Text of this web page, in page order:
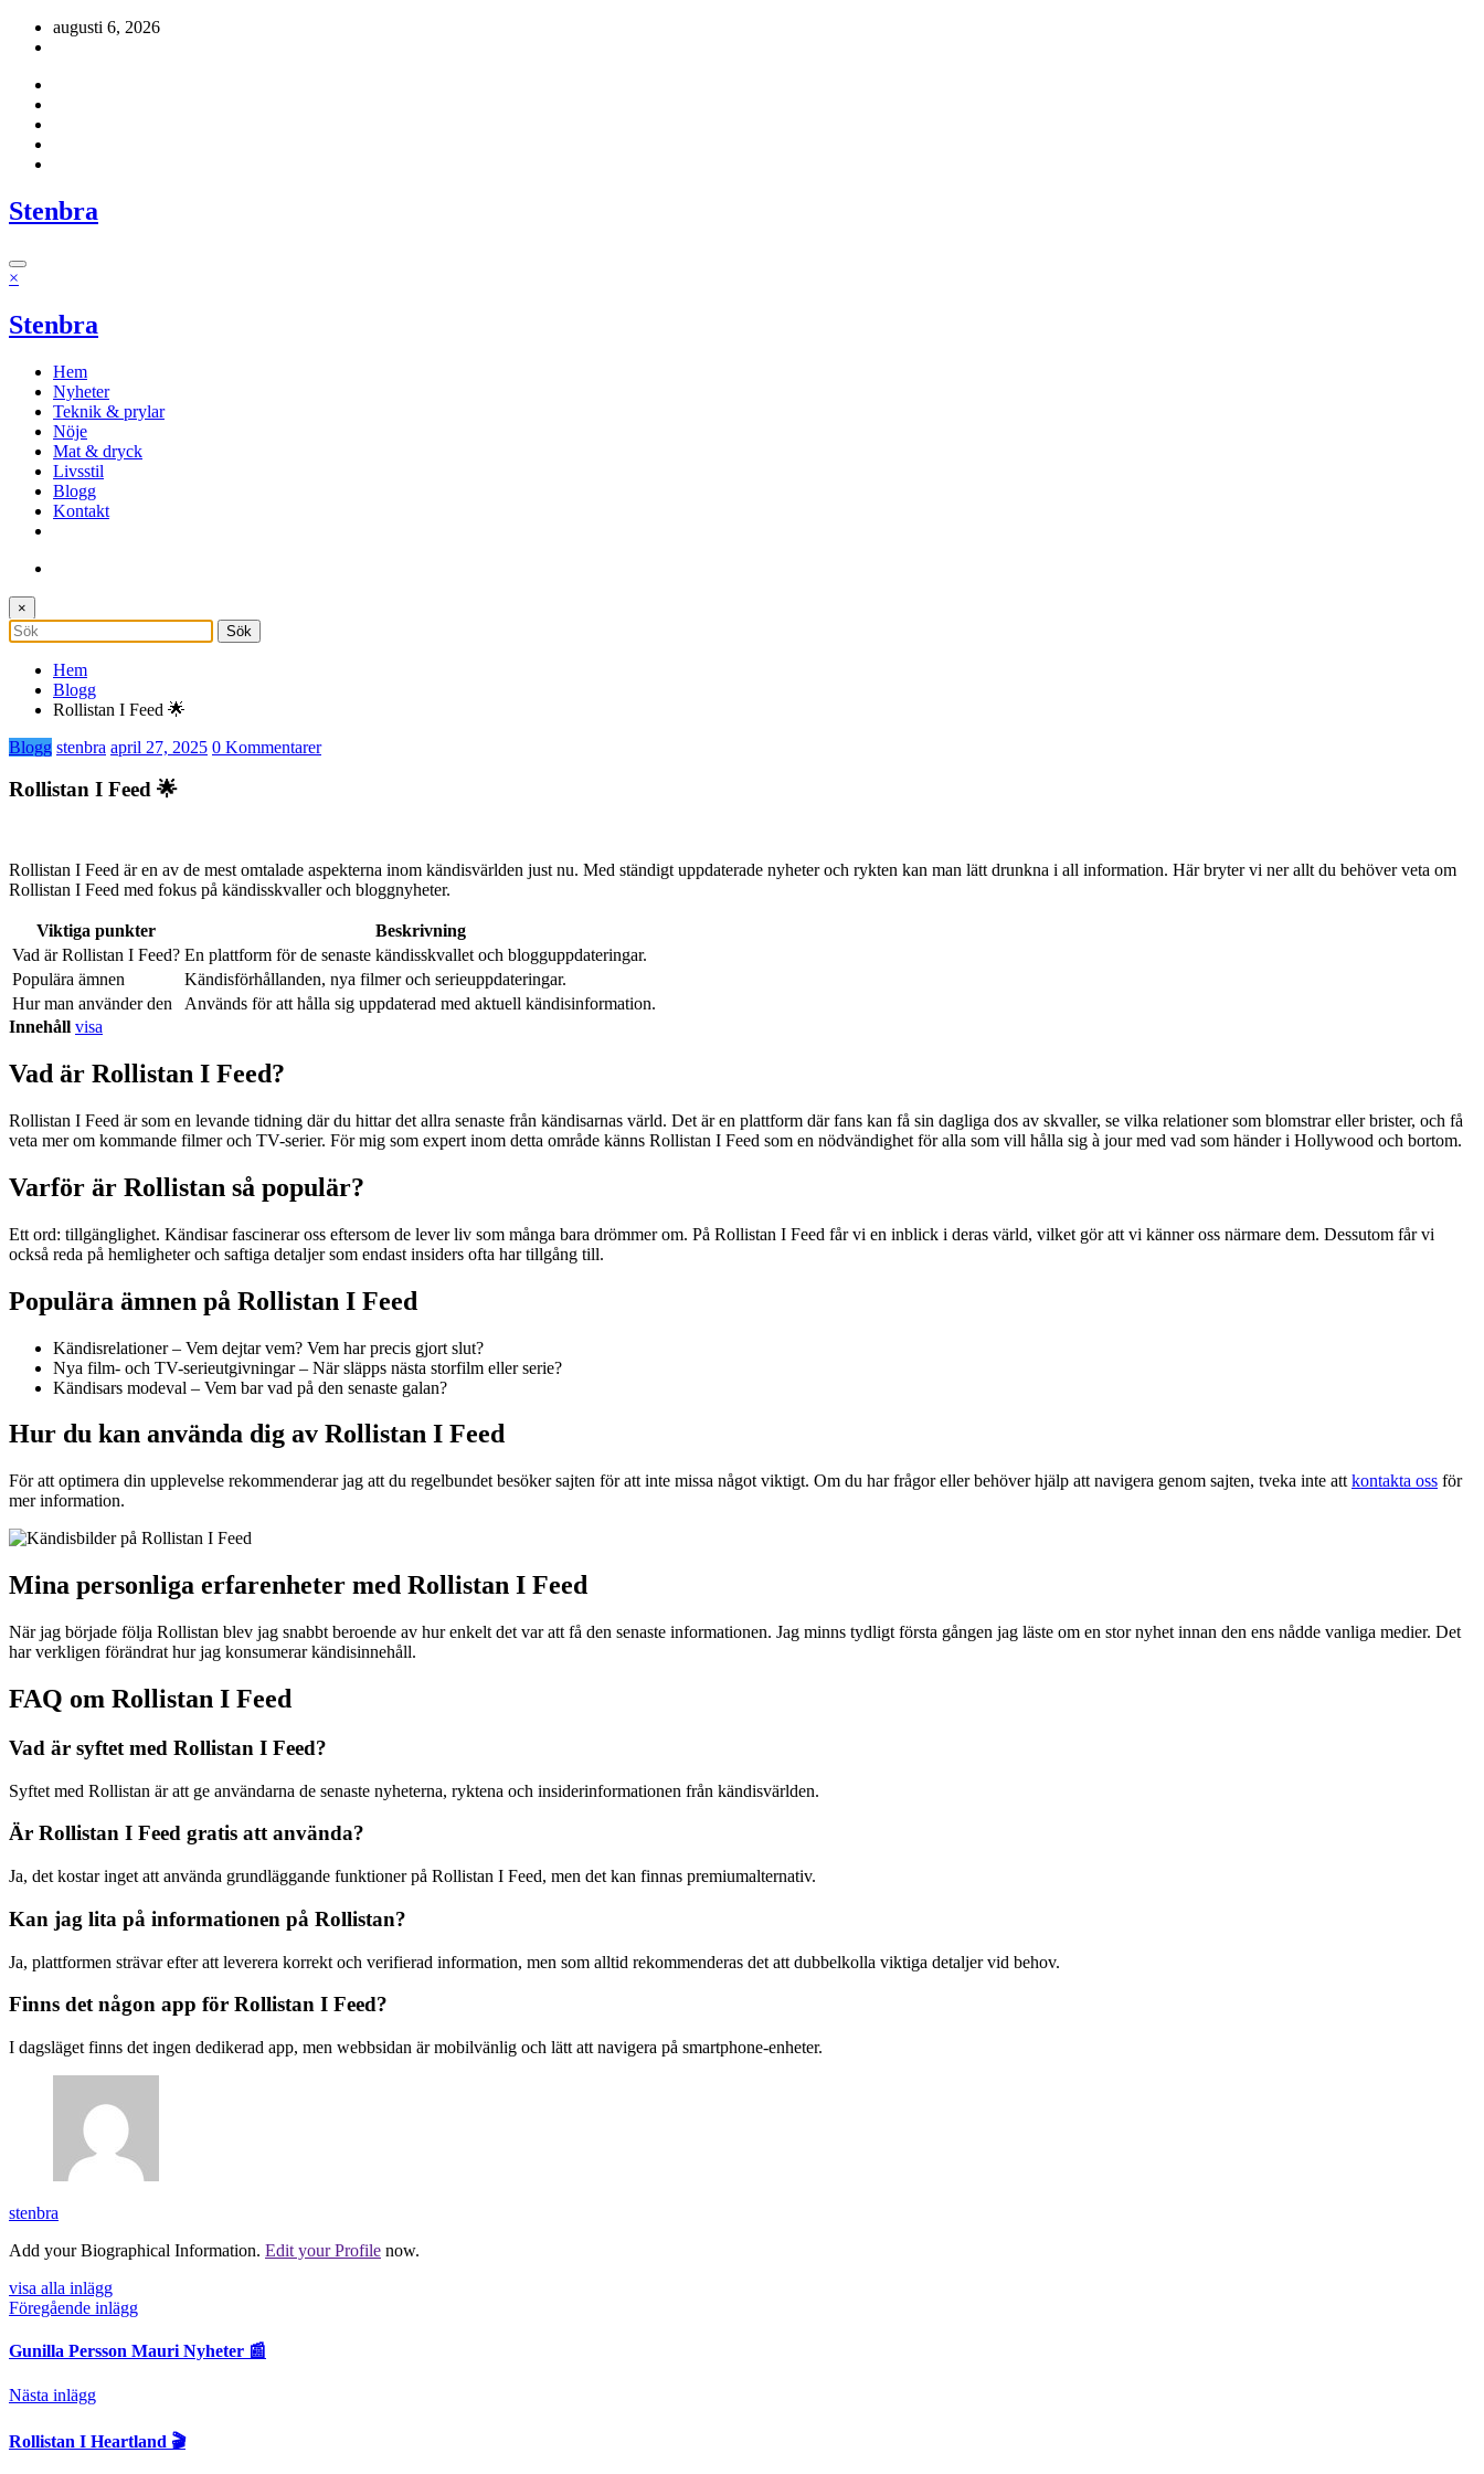
Hoppaaugusti 6, 2026
Stenbra
×
Stenbra
Hem
Nyheter
Teknik & prylar
Nöje
Mat & dryck
Livsstil
Blogg
Kontakt
×
Hem
Blogg
Rollistan I Feed 🌟
Blogg stenbra april 27, 2025 0 Kommentarer
Rollistan I Feed 🌟
Rollistan I Feed är en av de mest omtalade aspekterna inom kändisvärlden just nu. Med ständigt uppdaterade nyheter och rykten kan man lätt drunkna i all information. Här bryter vi ner allt du behöver veta om
Rollistan I Feed med fokus på kändisskvaller och bloggnyheter.
Viktiga punkter
Beskrivning
Vad är Rollistan I Feed? En plattform för de senaste kändisskvallet och blogguppdateringar.
Populära ämnen
Kändisförhållanden, nya filmer och serieuppdateringar.
Hur man använder den
Används för att hålla sig uppdaterad med aktuell kändisinformation.
Innehåll visa
Vad är Rollistan I Feed?
Rollistan I Feed är som en levande tidning där du hittar det allra senaste från kändisarnas värld. Det är en plattform där fans kan få sin dagliga dos av skvaller, se vilka relationer som blomstrar eller brister, och få
veta mer om kommande filmer och TV-serier. För mig som expert inom detta område känns Rollistan I Feed som en nödvändighet för alla som vill hålla sig à jour med vad som händer i Hollywood och bortom.
Varför är Rollistan så populär?
Ett ord: tillgänglighet. Kändisar fascinerar oss eftersom de lever liv som många bara drömmer om. På Rollistan I Feed får vi en inblick i deras värld, vilket gör att vi känner oss närmare dem. Dessutom får vi
också reda på hemligheter och saftiga detaljer som endast insiders ofta har tillgång till.
Populära ämnen på Rollistan I Feed
Kändisrelationer – Vem dejtar vem? Vem har precis gjort slut?
Nya film- och TV-serieutgivningar – När släpps nästa storfilm eller serie?
Kändisars modeval – Vem bar vad på den senaste galan?
Hur du kan använda dig av Rollistan I Feed
För att optimera din upplevelse rekommenderar jag att du regelbundet besöker sajten för att inte missa något viktigt. Om du har frågor eller behöver hjälp att navigera genom sajten, tveka inte att kontakta oss för
mer information.
Mina personliga erfarenheter med Rollistan I Feed
När jag började följa Rollistan blev jag snabbt beroende av hur enkelt det var att få den senaste informationen. Jag minns tydligt första gången jag läste om en stor nyhet innan den ens nådde vanliga medier. Det
har verkligen förändrat hur jag konsumerar kändisinnehåll.
FAQ om Rollistan I Feed
Vad är syftet med Rollistan I Feed?
Syftet med Rollistan är att ge användarna de senaste nyheterna, ryktena och insiderinformationen från kändisvärlden.
Är Rollistan I Feed gratis att använda?
Ja, det kostar inget att använda grundläggande funktioner på Rollistan I Feed, men det kan finnas premiumalternativ.
Kan jag lita på informationen på Rollistan?
Ja, plattformen strävar efter att leverera korrekt och verifierad information, men som alltid rekommenderas det att dubbelkolla viktiga detaljer vid behov.
Finns det någon app för Rollistan I Feed?
I dagsläget finns det ingen dedikerad app, men webbsidan är mobilvänlig och lätt att navigera på smartphone-enheter.
stenbra
Add your Biographical Information. Edit your Profile now.
visa alla inlägg
Föregående inlägg
Gunilla Persson Mauri Nyheter 📰
Nästa inlägg
Rollistan I Heartland 🎬